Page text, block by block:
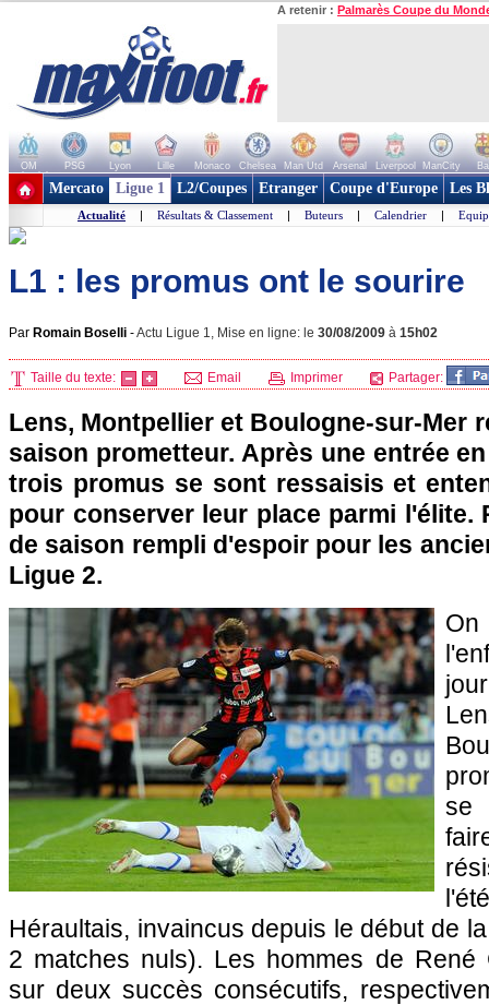
A retenir : Palmarès Coupe du
OM PSG Lyon Lille Monaco Chelsea Man Utd Arsenal Liverpool ManCity
+ de clubs
Mercato Ligue 1 L2/Coupes Etranger Coupe d'Europe Les
Actualité | Résultats & Classement | Buteurs | Calendrier |
L1 : les promus ont le sourire
Par Romain Boselli -Actu Ligue 1, Mise en ligne: le 30/08/2009 à 15h02
Taille du texte: Email Imprimer Partager:
Lens, Montpellier et Boulogne-sur-Mer
saison prometteur. Après une entrée
trois promus se sont ressaisis et
pour conserver leur place parmi l'élite.
de saison rempli d'espoir pour les
Ligue 2.
se
Héraultais, invaincus depuis le début de
2 matches nuls). Les hommes de René
sur deux succès consécutifs,